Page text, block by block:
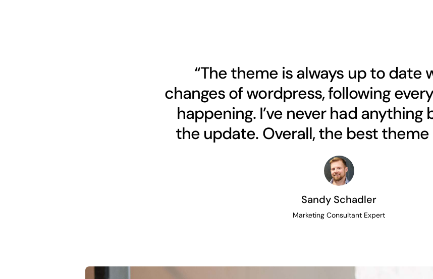
“The theme is always up to date
changes of wordpress, following
happening. I’ve never had anything
the update. Overall, the best theme
Sandy Schadler
Marketing Consultant Expert